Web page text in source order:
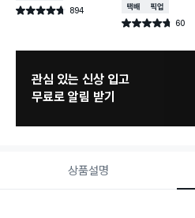
별점 4.7점 894
건 작성
택배배송매장픽업
별점 4.7점 60
건 작성
관심 있는 신상 입고
무료로 알림 받기
상품설명